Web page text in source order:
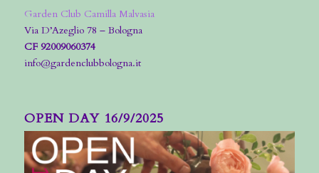
Garden Club Camilla Malvasia
Via D’Azeglio 78 – Bologna
CF 92009060374
info@gardenclubbologna.it
OPEN DAY 16/9/2025